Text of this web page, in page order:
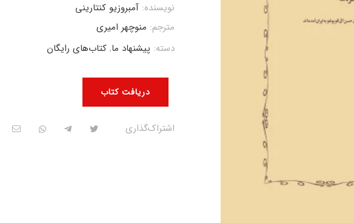
دریافت کتاب
نویسنده:آمبروزیو کنتارینی
مترجم: منوچهر امیری
دسته: پیشنهاد ما,کتاب‌های رایگان
اشتراک‌گذاری